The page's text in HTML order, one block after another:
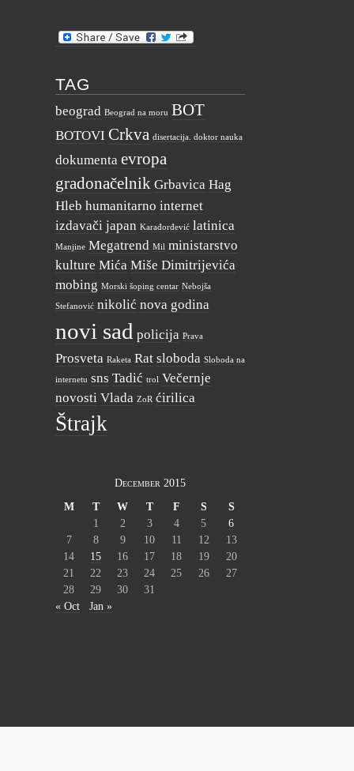
TAG
beograd Beograd na moru BOT
BOTOVI Crkva disertacija. doktor nauka
dokumenta evropa
gradonačelnik Grbavica Hag
Hleb humanitarno internet
izdavači japan Karađorđević latinica
Manjine Megatrend Mil ministarstvo
kulture Mića Miše Dimitrijevića
mobing Morski šoping centar Nebojša
Stefanović nikolić nova godina
novi sad policija Prava
Prosveta Raketa Rat sloboda Sloboda na
internetu sns Tadić trol Večernje
novosti Vlada ZoR ćirilica
Štrajk
December 2015
M
T W T F S
S
1
2 3 4 5
6
7
8 9 10 11 12
13
14
15 16 17 18 19
20
21
22 23 24 25 26
27
28
29 30
31
« Oct
Jan »